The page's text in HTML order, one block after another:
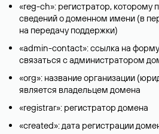
«reg-ch»: регистратор, которому
сведений о доменном имени (в
на передачу поддержки)
«admin-contact»: ссылка на
связаться с администратором
«org»: название организации
является владельцем домена
«registrar»: регистратор домена
«created»: дата регистрации